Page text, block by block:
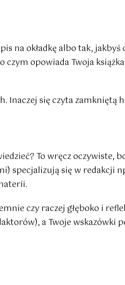
na okładkę albo tak,
opowiada Twoja
Inaczej się czyta
To wręcz oczywiste,
specjalizują się w redakcji
czy raczej głęboko i
a Twoje wskazówki